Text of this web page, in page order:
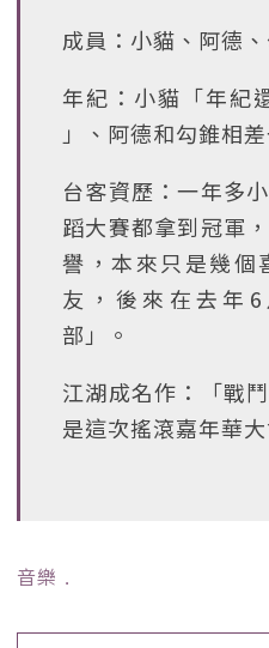
成員：小貓、阿德
年紀：小貓「年紀
」、阿德和勾錐相
台客資歷：一年多
蹈大賽都拿到冠軍
譽，本來只是幾個
友，後來在去年
部」。
江湖成名作：「戰
是這次搖滾嘉年華
音樂 ﹒